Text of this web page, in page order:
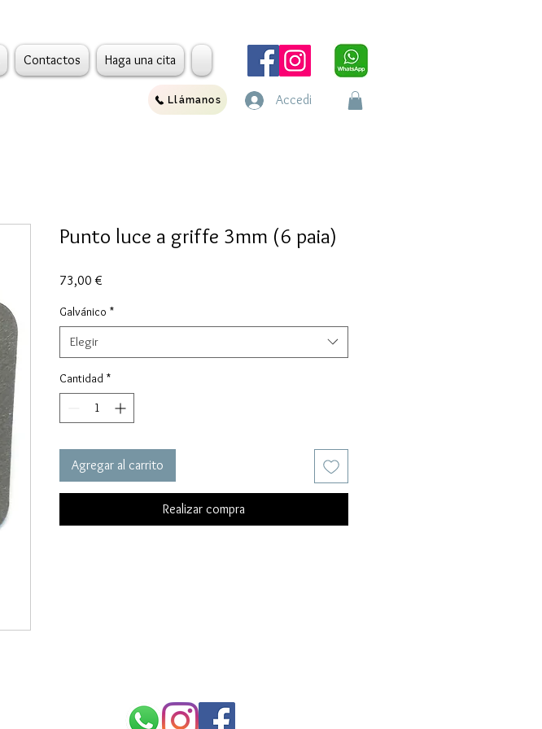
Contactos Haga una cita
Llámanos Accedi
Punto luce a griffe 3mm (6 paia)
73,00 €
Galvánico *
Elegir
Cantidad *
Agregar al carrito
Realizar compra